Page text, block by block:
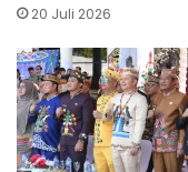
20 Juli 2026